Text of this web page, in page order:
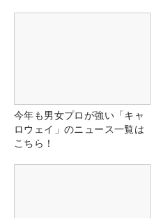
今年も男女プロが強い「キャ
ロウェイ」のニュース一覧は
こちら！